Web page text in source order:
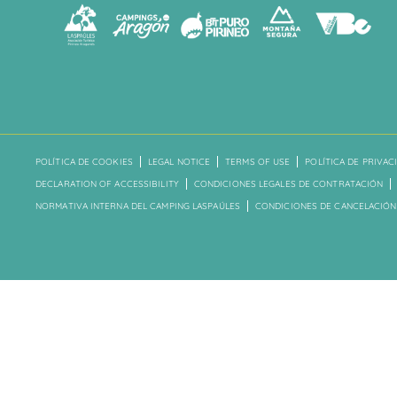
POLÍTICA DE COOKIES LEGAL NOTICE TERMS OF USE
POLÍTICA DE
DECLARATION OF ACCESSIBILITY
CONDICIONES LEGALES DE CONTRATACIÓN
NORMATIVA INTERNA DEL CAMPING LASPAÚLES
CONDICIONES DE CANCELACIÓN